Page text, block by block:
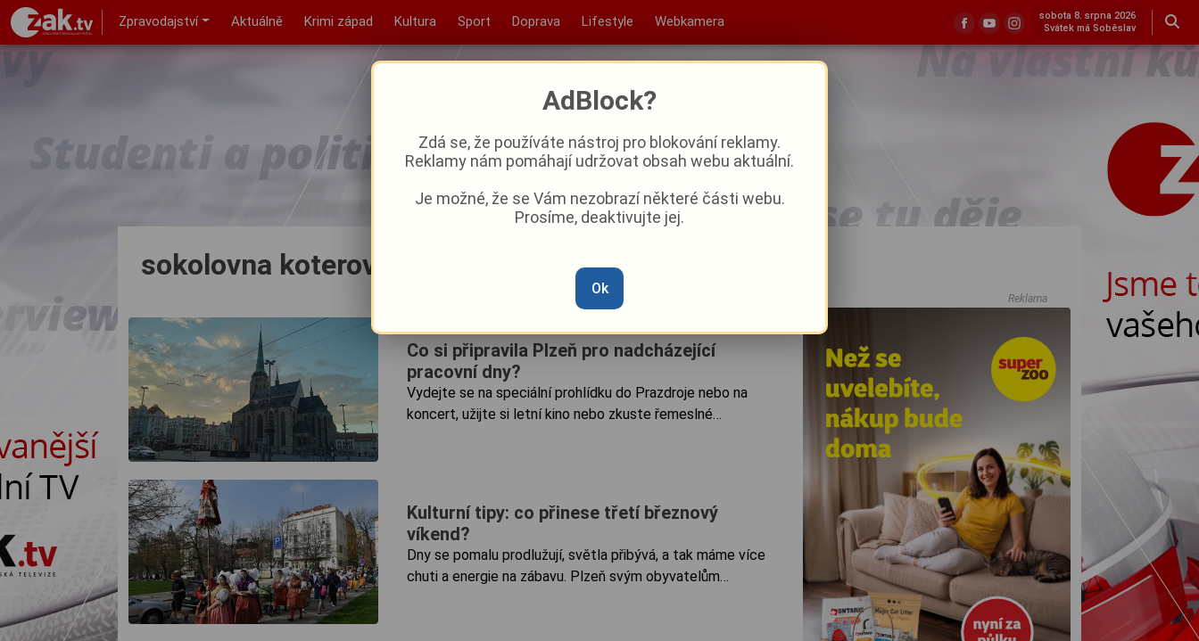
Zpravodajství Aktuálně Krimi západ Kultura Sport Doprava Lifestyle Webkamera
sobota 8. srpna 2026
Svátek má Soběslav
sokolovna koterov
Co si připravila Plzeň pro nadcházející
pracovní dny?
Vydejte se na speciální prohlídku do Prazdroje nebo na
koncert, užijte si letní kino nebo zkuste řemeslné
Kulturní tipy: co přinese třetí březnový
víkend?
Dny se pomalu prodlužují, světla přibývá, a tak máme více
chuti a energie na zábavu. Plzeň svým obyvatelům
Reklama
AdBlock?
Zdá se, že používáte nástroj pro blokování reklamy.
Reklamy nám pomáhají udržovat obsah webu aktuální.
Je možné, že se Vám nezobrazí některé části webu.
Prosíme, deaktivujte jej.
Ok